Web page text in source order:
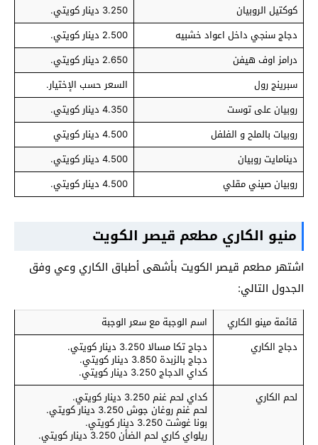
كوكتيل الروبيان
3.250 دينار كويتي.
دجاج سنجي داخل اعواد خشبيه
2.500 دينار كويتي.
درامز اوف هيفن
2.650 دينار كويتي.
سبرينج رول
السعر حسب الإختيار.
روبيان على توست
4.350 دينار كويتي.
روبيات بالملح و الفلفل
4.500 دينار كويتي
دينامايت روبيان
4.500 دينار كويتي.
روبيان صيني مقلي
4.500 دينار كويتي.
منيو الكاري مطعم قيصر الكويت
اشتهر مطعم قيصر الكويت بأشهى أطباق الكاري وعي وفق
الجدول التالي:
قائمة مينو الكاري
اسم الوجبة مع سعر الوجبة
دجاج الكاري
دجاج تكا مسالا 3.250 دينار كويتي.
دجاج بالزبدة 3.850 دينار كويتي.
كداي الدجاج 3.250 دينار كويتي.
لحم الكاري
كداي لحم غنم 3.250 دينار كويتي.
لحم غنم روغان جوش 3.250 دينار كويتي.
بونا غوشت 3.250 دينار كويتي.
ريلواي كاري لحم الضأن 3.250 دينار كويتي.